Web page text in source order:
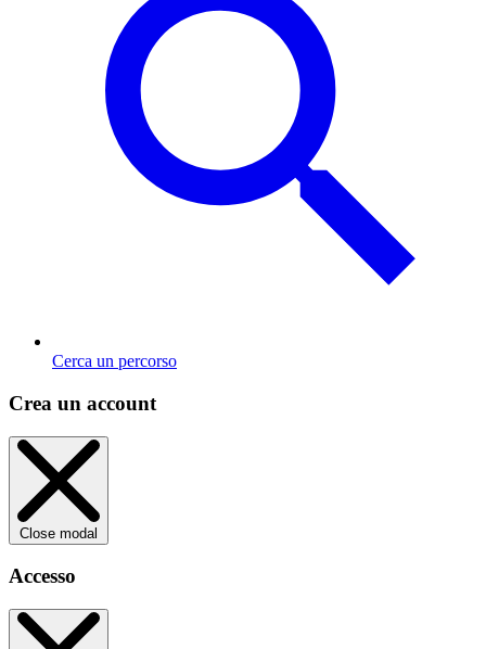
Cerca un percorso
Crea un account
Close modal
Accesso